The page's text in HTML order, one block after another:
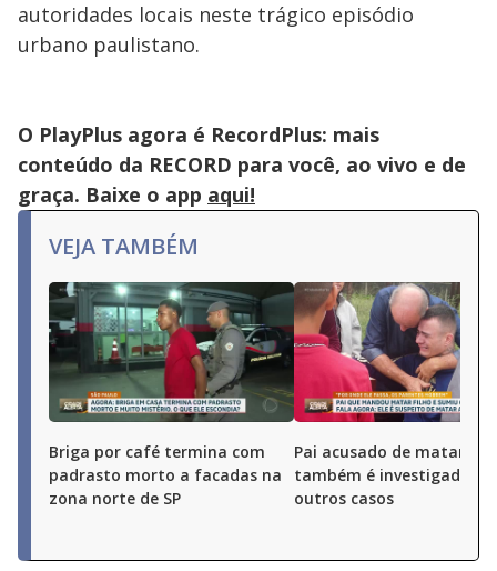
autoridades locais neste trágico episódio
urbano paulistano.
O PlayPlus agora é RecordPlus: mais
conteúdo da RECORD para você, ao vivo e de
graça. Baixe o app aqui!
VEJA TAMBÉM
Briga por café termina com
padrasto morto a facadas na
zona norte de SP
Pai acusado de matar o
também é investigado
outros casos